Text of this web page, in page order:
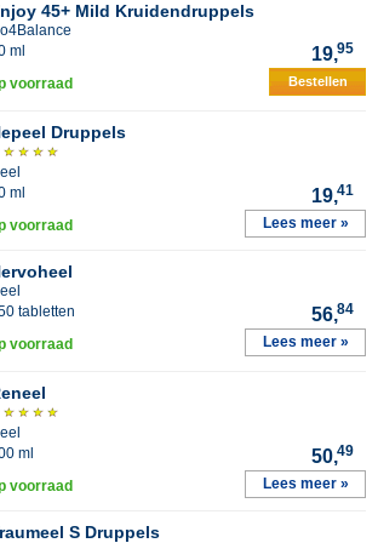
45+ Mild Kruidendruppels
ml
19,95
voorraad Bestellen
Druppels
ml
19,41
voorraad Lees meer »
tabletten
56,84
voorraad Lees meer »
ml
50,49
voorraad Lees meer »
S Druppels